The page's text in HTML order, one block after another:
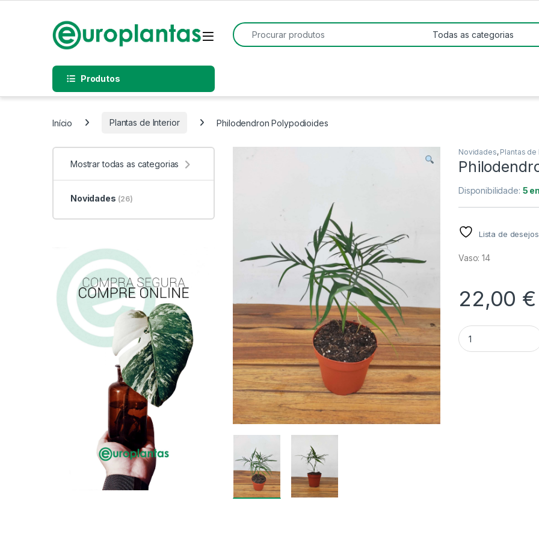
Open
Procurar:
Produtos
Início Plantas de Interior Philodendron Polypodioides
Novidades, Plantas de
Disponibilidade: 5
Lista de desejos
Vaso: 14
22,00 €
Quantidade
Mostrar todas as categorias
Novidades (26)